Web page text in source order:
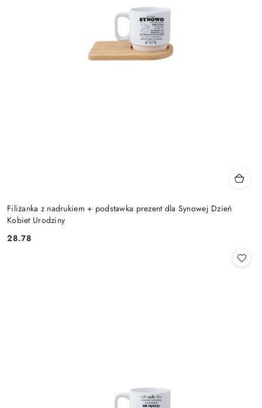
Filiżanka z nadrukiem + podstawka prezent dla Synowej Dzień
Kobiet Urodziny
Cena:
28.78